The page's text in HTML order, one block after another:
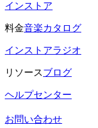
インストア
料金音楽カタログ
インストアラジオ
リソースブログ
ヘルプセンター
お問い合わせ